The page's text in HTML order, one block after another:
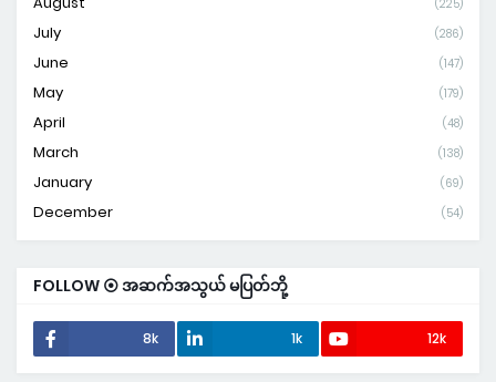
(225)
July (286)
June (147)
May (179)
April (48)
March (138)
January (69)
December (54)
FOLLOW ⦿ အဆက်အသွယ် မပြတ်ဘို့
8k 1k 12k